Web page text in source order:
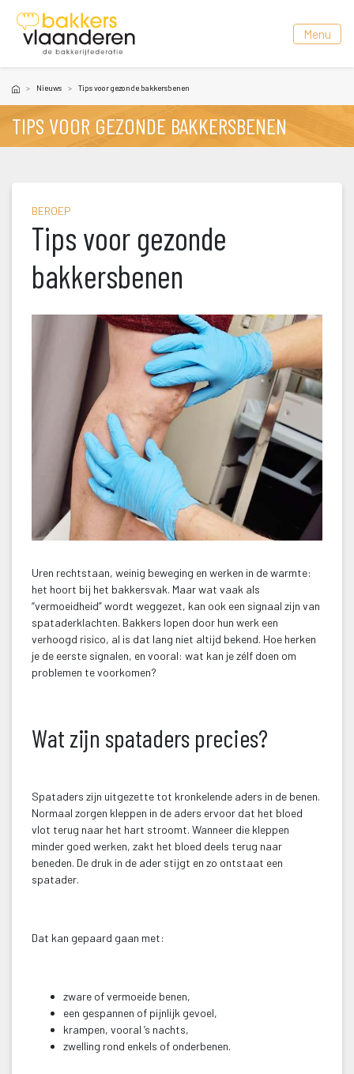
Menu
Nieuw Tips voor gezonde bakkersbenen
TIPS VOOR GEZONDE BAKKERSBENEN
BEROEP
Tips voor gezonde
bakkersbenen
Uren rechtstaan, weinig beweging en werken in de warmte:
het hoort bij het bakkersvak. Maar wat vaak als
“vermoeidheid” wordt weggezet, kan ook een signaal zijn van
pataderklachten. Bakkers lopen door hun werk een
verhoogd risico, al is dat lang niet altijd bekend. Hoe herken
je de eerste signalen, en vooral: wat kan je zélf doen om
problemen te voorkomen?
Wat zijn spataders precies?
Spataders zijn uitgezette tot kronkelende aders in de benen.
Normaal zorgen kleppen in de aders ervoor dat het bloed
vlot terug naar het hart stroomt. Wanneer die kleppen
minder goed werken, zakt het bloed deels terug naar
beneden. De druk in de ader stijgt en zo ontstaat een
patader.
Dat kan gepaard gaan met:
zware of vermoeide benen,
een gespannen of pijnlijk gevoel,
krampen, vooral ’s nachts,
zwelling rond enkels of onderbenen.